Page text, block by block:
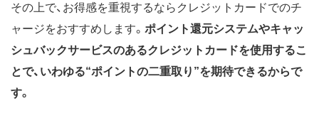
その上で、お得感を重視するならクレジットカードでのチ
ャージをおすすめします。 ポイント還元システムやキャッ
シュバックサービスのあるクレジットカードを使用するこ
とで、いわゆる“ポイントの二重取り”を期待できるからで
す。